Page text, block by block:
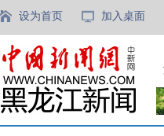
设为首页 加入桌面